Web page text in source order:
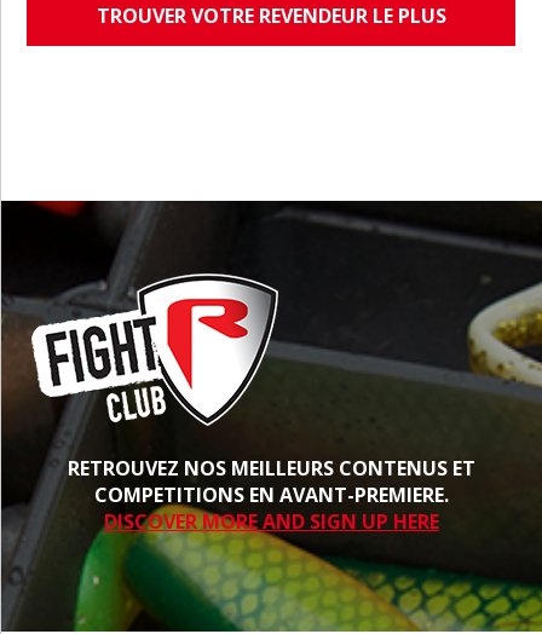
TROUVER VOTRE REVENDEUR LE PLUS
RETROUVEZ NOS MEILLEURS CONTENUS ET
COMPETITIONS EN AVANT-PREMIERE.
DISCOVER MORE AND SIGN UP HERE